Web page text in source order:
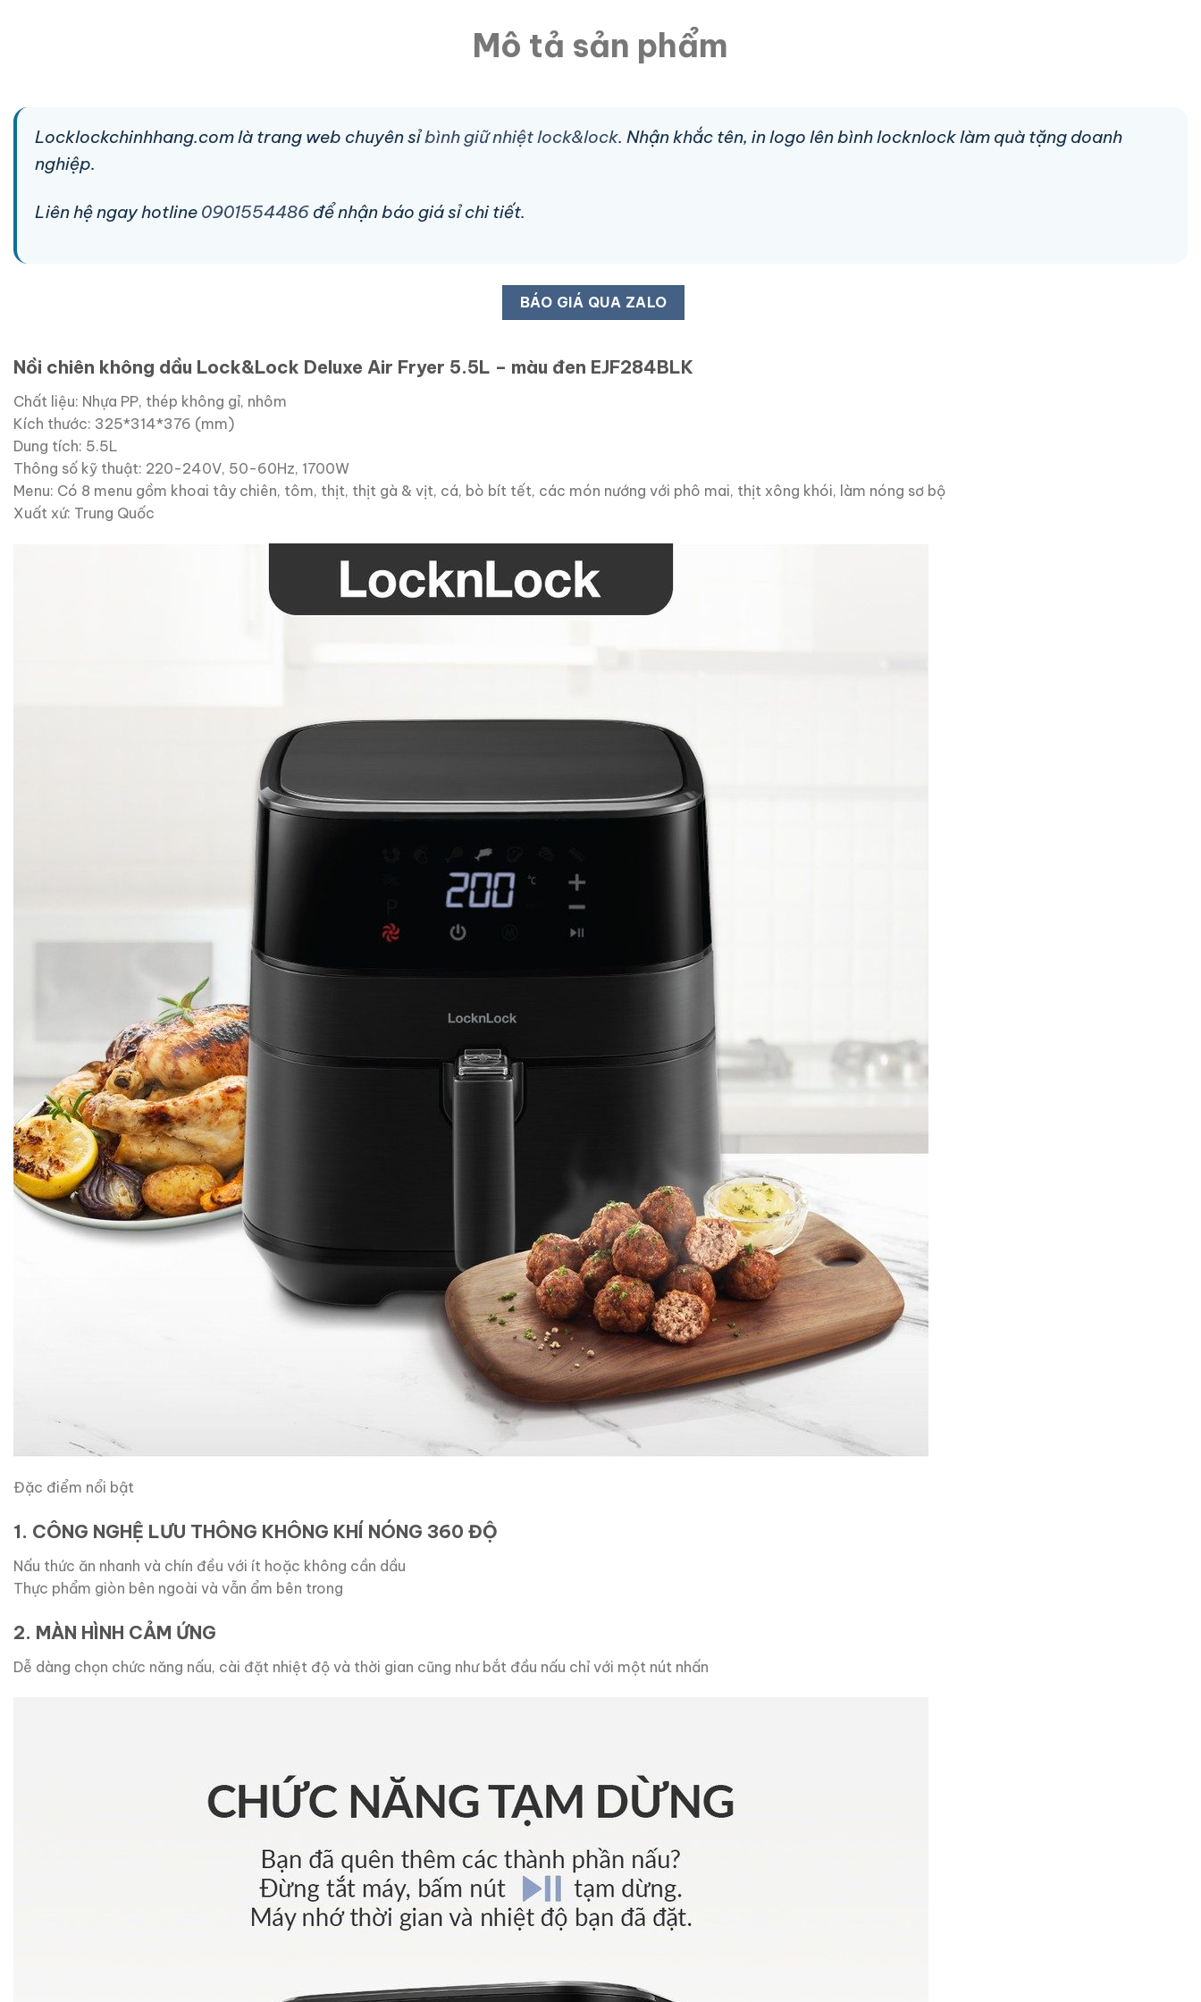
Mô tả sản phẩm
Locklockchinhhang.com là trang web chuyên sỉbình giữ nhiệt lock&lock. Nhận khắc tên, in logo lên bình locknlock làm quà tặng doanh
nghiệp.
Liên hệ ngay hotline 0901554486 để nhận báo giá sỉ chi tiết.
BÁO GIÁ QUA ZALO
Nồi chiên không dầu Lock&Lock Deluxe Air Fryer 5.5L – màu đen EJF284BLK
Chất liệu: Nhựa PP, thép không gỉ, nhôm
Kích thước: 325*314*376 (mm)
Dung tích: 5.5L
Thông số kỹ thuật: 220-240V, 50-60Hz, 1700W
Menu: Có 8 menu gồm khoai tây chiên, tôm, thịt, thịt gà & vịt, cá, bò bít tết, các món nướng với phô mai, thịt xông khói, làm nóng sơ bộ
Xuất xứ: Trung Quốc
Đặc điểm nổi bật
1. CÔNG NGHỆ LƯU THÔNG KHÔNG KHÍ NÓNG 360 ĐỘ
Nấu thức ăn nhanh và chín đều với ít hoặc không cần dầu
Thực phẩm giòn bên ngoài và vẫn ẩm bên trong
2. MÀN HÌNH CẢM ỨNG
Dễ dàng chọn chức năng nấu, cài đặt nhiệt độ và thời gian cũng như bắt đầu nấu chỉ với một nút nhấn